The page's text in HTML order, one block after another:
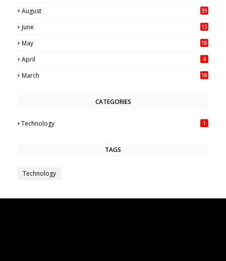
August 39
June 13
May
18
April 4
March 18
CATEGORIES
Technology 1
TAGS
Technology